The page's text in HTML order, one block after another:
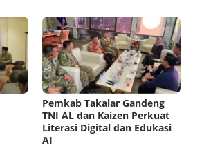
Pemkab Takalar Gandeng
TNI AL dan Kaizen Perkuat
Literasi Digital dan Edukasi
AI